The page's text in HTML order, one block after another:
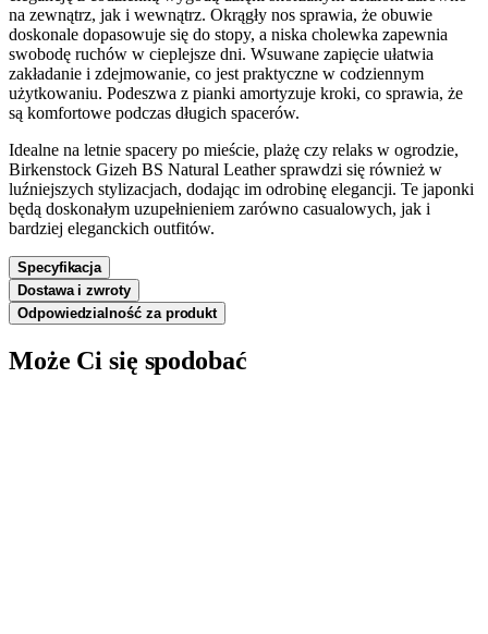
na zewnątrz, jak i wewnątrz. Okrągły nos sprawia, że obuwie
doskonale dopasowuje się do stopy, a niska cholewka zapewnia
swobodę ruchów w cieplejsze dni. Wsuwane zapięcie ułatwia
zakładanie i zdejmowanie, co jest praktyczne w codziennym
użytkowaniu. Podeszwa z pianki amortyzuje kroki, co sprawia, że
są komfortowe podczas długich spacerów.
Idealne na letnie spacery po mieście, plażę czy relaks w ogrodzie,
Birkenstock Gizeh BS Natural Leather sprawdzi się również w
luźniejszych stylizacjach, dodając im odrobinę elegancji. Te japonki
będą doskonałym uzupełnieniem zarówno casualowych, jak i
bardziej eleganckich outfitów.
Specyfikacja
Dostawa i zwroty
Odpowiedzialność za produkt
Może Ci się spodobać